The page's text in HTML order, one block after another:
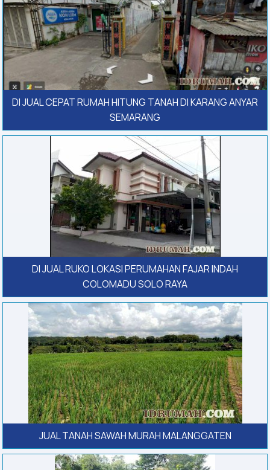
DI JUAL CEPAT RUMAH HITUNG TANAH DI KARANG ANYAR
SEMARANG
DI JUAL RUKO LOKASI PERUMAHAN FAJAR INDAH
COLOMADU SOLO RAYA
JUAL TANAH SAWAH MURAH MALANGGATEN